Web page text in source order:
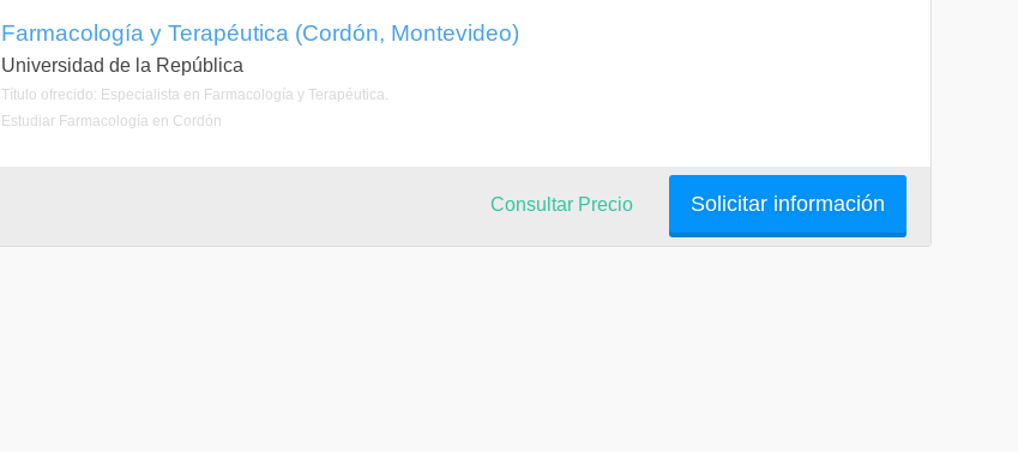
Farmacología y Terapéutica (Cordón, Montevideo)
Universidad de la República
Título ofrecido: Especialista en Farmacología y Terapéutica.
Estudiar Farmacología en Cordón
Solicitar información
Consultar Precio